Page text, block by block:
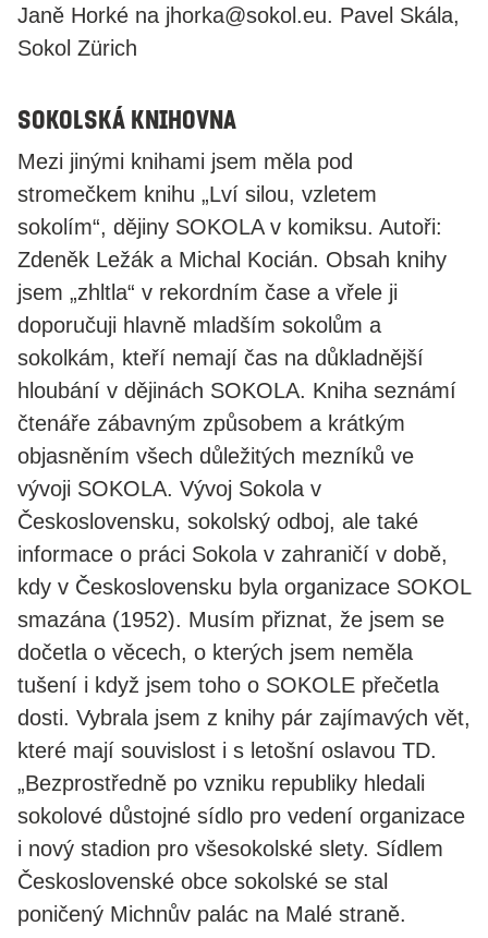
Janě Horké na jhorka@sokol.eu. Pavel Skála,
Sokol Zürich
Sokolská knihovna
Mezi jinými knihami jsem měla pod
stromečkem knihu „Lví silou, vzletem
sokolím“, dějiny SOKOLA v komiksu. Autoři:
Zdeněk Ležák a Michal Kocián. Obsah knihy
jsem „zhltla“ v rekordním čase a vřele ji
doporučuji hlavně mladším sokolům a
sokolkám, kteří nemají čas na důkladnější
hloubání v dějinách SOKOLA. Kniha seznámí
čtenáře zábavným způsobem a krátkým
objasněním všech důležitých mezníků ve
vývoji SOKOLA. Vývoj Sokola v
Československu, sokolský odboj, ale také
informace o práci Sokola v zahraničí v době,
kdy v Československu byla organizace SOKOL
smazána (1952). Musím přiznat, že jsem se
dočetla o věcech, o kterých jsem neměla
tušení i když jsem toho o SOKOLE přečetla
dosti. Vybrala jsem z knihy pár zajímavých vět,
které mají souvislost i s letošní oslavou TD.
„Bezprostředně po vzniku republiky hledali
sokolové důstojné sídlo pro vedení organizace
i nový stadion pro všesokolské slety. Sídlem
Československé obce sokolské se stal
poničený Michnův palác na Malé straně.